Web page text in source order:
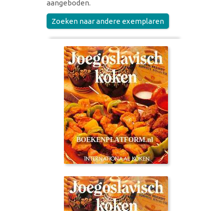
aangeboden.
Zoeken naar andere exemplaren